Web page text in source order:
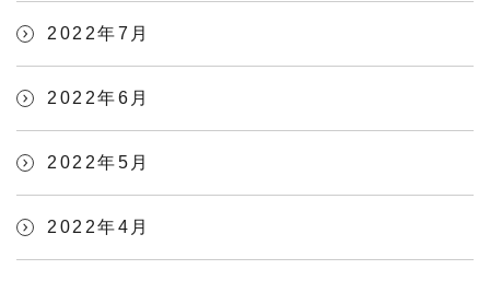
2022年7月
2022年6月
2022年5月
2022年4月